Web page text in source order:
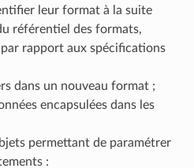
leur format à la suite
référentiel des formats,
rapport aux spécifications
dans un nouveau format ;
encapsulées dans les
permettant de paramétrer
: